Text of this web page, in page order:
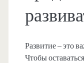
Развитие – это
Чтобы